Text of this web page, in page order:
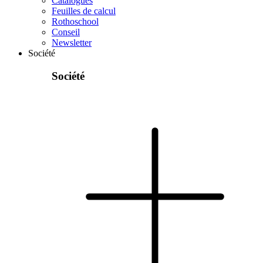
Feuilles de calcul
Rothoschool
Conseil
Newsletter
Société
Société